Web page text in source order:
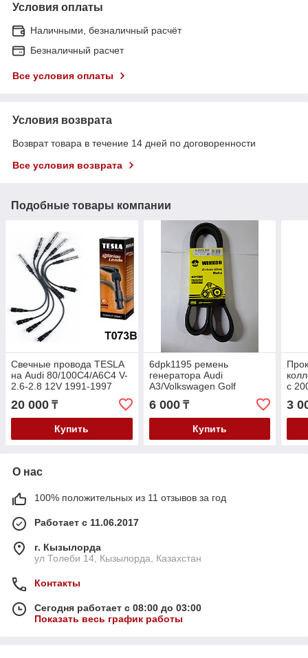
Условия оплаты
Наличными, безналичный расчёт
Безналичный расчет
Все условия оплаты
Условия возврата
Возврат товара в течение 14 дней по договоренности
Все условия возврата
Подобные товары компании
Свечные провода TESLA
на Audi 80/100C4/A6C4 V-
2.6-2.8 12V 1991-1997
20 000 ₸
Купить
6dpk1195 ремень
генератора Audi
A3/Volkswagen Golf
4/Passat B5/Sharan /Skoda
Octavia 97- V-1.6-2.0
6 000₸
Купить
с
3
О нас
100% положительных из 11 отзывов за год
Работает с 11.06.2017
г. Кызылорда
ул Толеби 14, Кызылорда, Казахстан
Контакты
Сегодня работает с 08:00 до 03:00
Показать весь график работы